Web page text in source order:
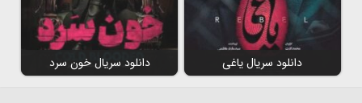
دانلود سریال یاغی دانلود سریال خون سرد